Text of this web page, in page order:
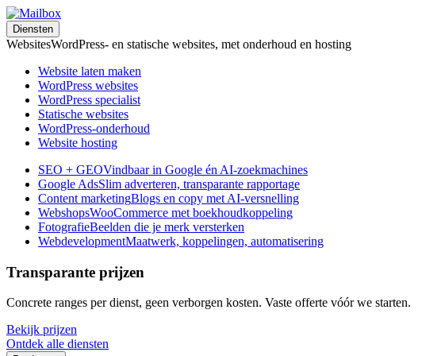
Diensten
WebsitesWordPress- en statische websites, met onderhoud en hosting
Website laten maken
WordPress websites
WordPress specialist
Statische websites
WordPress-onderhoud
Website hosting
SEO + GEOVindbaar in Google én AI-zoekmachines
Google AdsSlim adverteren, transparante rapportage
Content marketingBlogs en copy met AI-versnelling
WebshopsWooCommerce met boekhoudkoppeling
FotografieBeelden die je merk versterken
WebdevelopmentMaatwerk, koppelingen, automatisering
Transparante prijzen
Concrete ranges per dienst, geen verborgen kosten. Vaste offerte vóór we starten.
Bekijk prijzen
Ontdek alle diensten